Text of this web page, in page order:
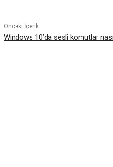
Önceki İçerik
Windows 10’da sesli komutlar